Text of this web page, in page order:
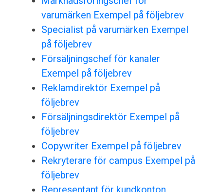
varumärken Exempel på följebrev
Specialist på varumärken Exempel
på följebrev
Försäljningschef för kanaler
Exempel på följebrev
Reklamdirektör Exempel på
följebrev
Försäljningsdirektör Exempel på
följebrev
Copywriter Exempel på följebrev
Rekryterare för campus Exempel på
följebrev
Representant för kundkonton